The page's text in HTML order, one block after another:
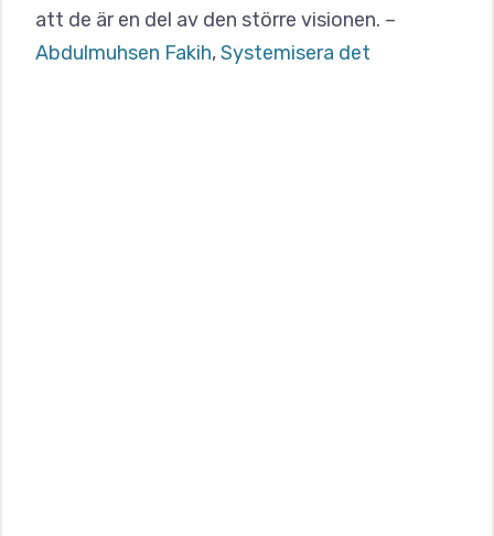
att de är en del av den större visionen. –
Abdulmuhsen Fakih,Systemisera det